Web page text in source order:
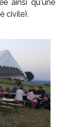
ainsi qu'une
civile).